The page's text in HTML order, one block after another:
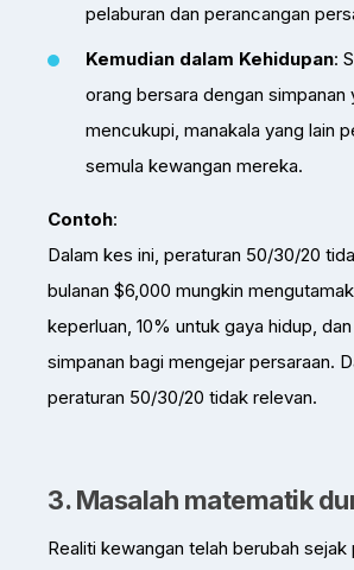
pelaburan dan perancangan
Kemudian dalam Kehidupan:
orang bersara dengan simpanan
mencukupi, manakala yang lain
semula kewangan mereka.
Contoh:
Dalam kes ini, peraturan 50/30/20
bulanan $6,000 mungkin
keperluan, 10% untuk gaya hidup,
simpanan bagi mengejar persaraan.
peraturan 50/30/20 tidak relevan.
3. Masalah matematik
Realiti kewangan telah berubah sejak